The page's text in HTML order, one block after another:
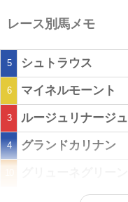
レース別馬メモ
5 シュトラウス
6 マイネルモーント
3 ルージュリナージュ
4 グランドカリナン